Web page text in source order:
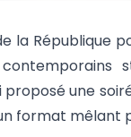
la République
proposé une
format mêlant